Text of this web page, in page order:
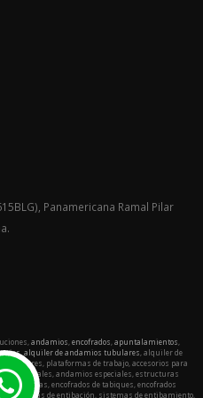
Panamericana Ramal Pilar
andamios encofrados apuntalamientos
, alquiler de andamios tubulares , alquiler de
plataformas de trabajo, accesorios para
andamios especiales, estructuras
de losas, encofrados de tabiques, encofrados
sistemas de entibación, sistemas de entibamiento,